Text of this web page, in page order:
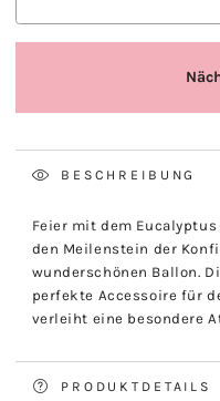
BESCHREIBUNG
Feier mit dem
den Meilenstein der
wunderschönen Ballon.
perfekte Accessoire für
verleiht eine besondere
PRODUKTDETAILS